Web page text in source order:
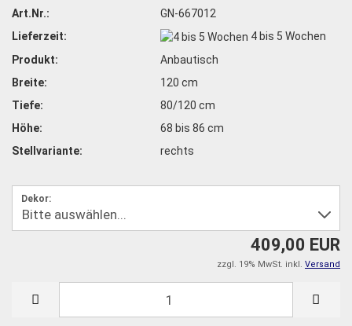
Art.Nr.:
GN-667012
Lieferzeit:
4 bis 5 Wochen
Produkt:
Anbautisch
Breite:
120 cm
Tiefe:
80/120 cm
Höhe:
68 bis 86 cm
Stellvariante:
rechts
Dekor:
409,00 EUR
zzgl. 19% MwSt. inkl. Versand